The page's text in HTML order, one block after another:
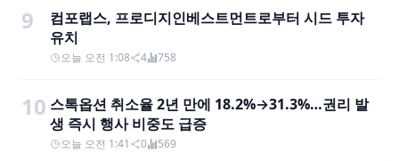
9
컴포랩스, 프로디지인베스트먼트로부터 시드 투자
유치
오늘 오전 1:08 4 758
10 스톡옵션 취소율 2년 만에 18.2%→31.3%…권리 발
생 즉시 행사 비중도 급증
오늘 오전 1:41 0 569